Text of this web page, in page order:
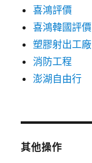
喜鴻評價
喜鴻韓國評價
塑膠射出工廠
消防工程
澎湖自由行
其他操作